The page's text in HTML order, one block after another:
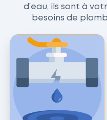
d’eau, ils sont à
besoins de